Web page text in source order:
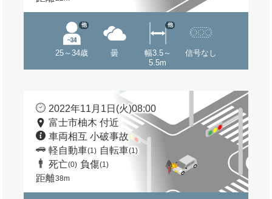
25～34歳
他
曇
幅3.5～
5.5m
他
信号なし
2022年11月1日(火)08:00
富士市柚木 付近
車両相互 小破事故
軽自動車(1) 自転車(1)
死亡(0) 負傷(1)
距離38m